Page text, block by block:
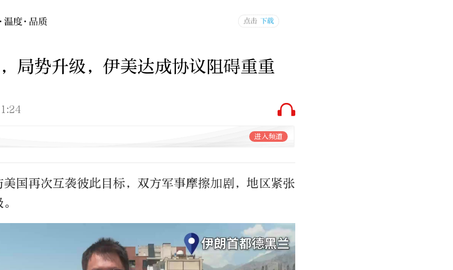
局势升级，伊美达成协议阻碍重重
进入频道
国再次互袭彼此目标，双方军事摩擦加剧，地区紧张